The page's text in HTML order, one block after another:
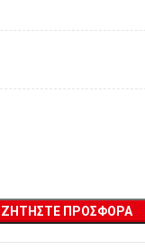
ΖΗΤΉΣΤΕ ΠΡΟΣΦΟΡΆ